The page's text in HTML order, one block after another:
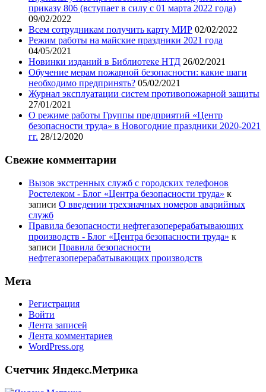
приказу 806 (вступает в силу с 01 марта 2022 года)
09/02/2022
Всем сотрудникам получить карту МИР 02/02/2022
Режим работы на майские праздники 2021 года
04/05/2021
Новинки изданий в Библиотеке НТД 26/02/2021
Обучение мерам пожарной безопасности: какие шаги
необходимо предпринять? 05/02/2021
Журнал эксплуатации систем противопожарной защиты
27/01/2021
О режиме работы Группы предприятий «Центр
безопасности труда» в Новогодние праздники 2020-2021
гг. 28/12/2020
Свежие комментарии
Вызов экстренных служб с городских телефонов
Ростелеком - Блог «Центра безопасности труда» к
записи О введении трехзначных номеров аварийных
служб
Правила безопасности нефтегазоперерабатывающих
производств - Блог «Центра безопасности труда» к
записи Правила безопасности
нефтегазоперерабатывающих производств
Мета
Регистрация
Войти
Лента записей
Лента комментариев
WordPress.org
Счетчик Яндекс.Метрика